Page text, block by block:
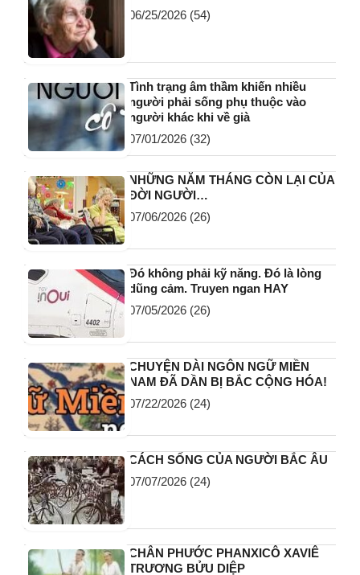
06/25/2026 (54)
Tình trạng âm thầm khiến nhiều
người phải sống phụ thuộc vào
người khác khi về già
07/01/2026 (32)
NHỮNG NĂM THÁNG CÒN LẠI CỦA
ĐỜI NGƯỜI…
07/06/2026 (26)
Đó không phải kỹ năng. Đó là lòng
dũng cảm. Truyen ngan HAY
07/05/2026 (26)
CHUYỆN DÀI NGÔN NGỮ MIỀN
NAM ĐÃ DẦN BỊ BẮC CỘNG HÓA!
07/22/2026 (24)
CÁCH SỐNG CỦA NGƯỜI BẮC ÂU
07/07/2026 (24)
CHÂN PHƯỚC PHANXICÔ XAVIÊ
TRƯƠNG BỬU DIỆP